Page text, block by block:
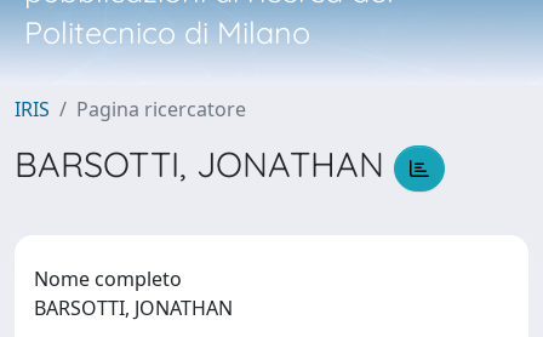
Politecnico di Milano
IRIS Pagina ricercatore
BARSOTTI, JONATHAN
Nome completo
BARSOTTI, JONATHAN